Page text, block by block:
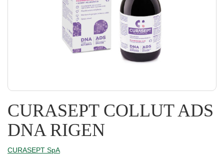
CURASEPT COLLUT ADS
DNA RIGEN
CURASEPT SpA